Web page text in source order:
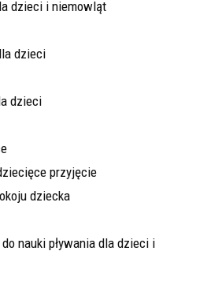
dzieci i niemowląt
dzieci
dzieci
przyjęcie
dziecka
do nauki pływania dla dzieci i